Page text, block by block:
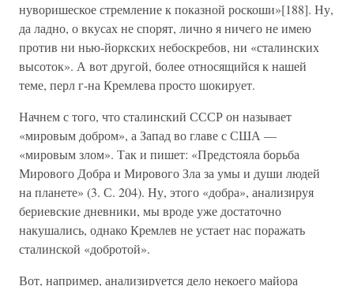
нуворишеское стремление к показной роскоши»[188]. Ну,
да ладно, о вкусах не спорят, лично я ничего не имею
против ни нью-йоркских небоскребов, ни «сталинских
высоток». А вот другой, более относящийся к нашей
теме, перл г-на Кремлева просто шокирует.
Начнем с того, что сталинский СССР он называет
«мировым добром», а Запад во главе с США —
«мировым злом». Так и пишет: «Предстояла борьба
Мирового Добра и Мирового Зла за умы и души людей
на планете» (3. С. 204). Ну, этого «добра», анализируя
бериевские дневники, мы вроде уже достаточно
накушались, однако Кремлев не устает нас поражать
сталинской «добротой».
Вот, например, анализируется дело некоего майора